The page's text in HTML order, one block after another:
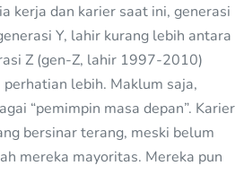
kerja dan karier saat ini, generasi
Y, lahir kurang lebih antara
Z (gen-Z, lahir 1997-2010)
lebih. Maklum saja,
“pemimpin masa depan”. Karier
bersinar terang, meski belum
mereka mayoritas. Mereka pun